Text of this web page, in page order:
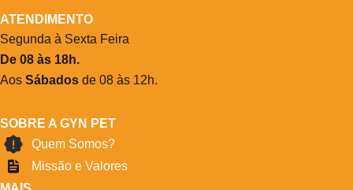
ATENDIMENTO
Segunda à Sexta Feira
De 08 às 18h.
Aos Sábadosde 08 às 12h.
SOBRE A GYN PET
Quem Somos?
Missão e Valores